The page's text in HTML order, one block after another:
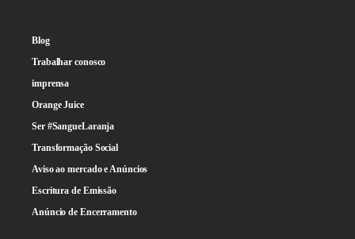
Blog
Trabalhar conosco
imprensa
Orange Juice
Ser #SangueLaranja
Transformação Social
Aviso ao mercado e Anúncios
Escritura de Emissão
Anúncio de Encerramento